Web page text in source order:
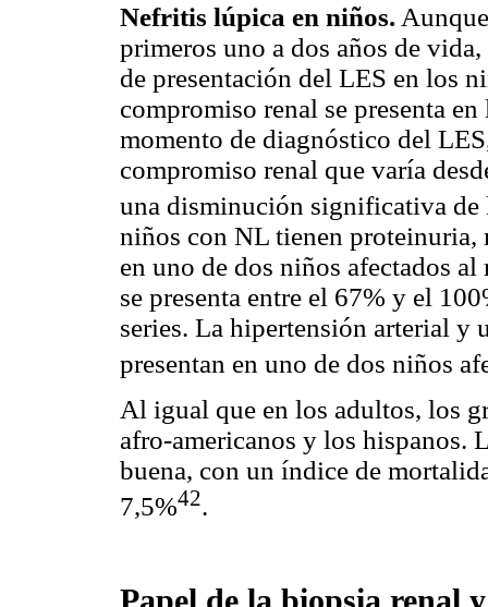
Nefritis lúpica en niños.
primeros uno a dos años de
de presentación del LES en los
compromiso renal se presenta
momento de diagnóstico del
compromiso renal que varía
una disminución significativa de
niños con NL tienen proteinuria,
en uno de dos niños afectados
se presenta entre el 67% y el
series. La hipertensión arterial y
presentan en uno de dos niños
Al igual que en los adultos, los
afro-americanos y los hispanos.
buena, con un índice de
7,5%42.